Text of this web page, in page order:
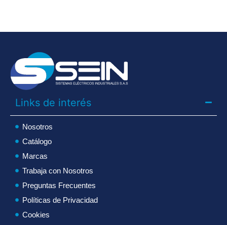
Links de interés
Nosotros
Catálogo
Marcas
Trabaja con Nosotros
Preguntas Frecuentes
Políticas de Privacidad
Cookies